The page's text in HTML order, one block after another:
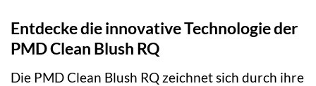
Entdecke die innovative Technologie der
PMD Clean Blush RQ
Die PMD Clean Blush RQ zeichnet sich durch ihre